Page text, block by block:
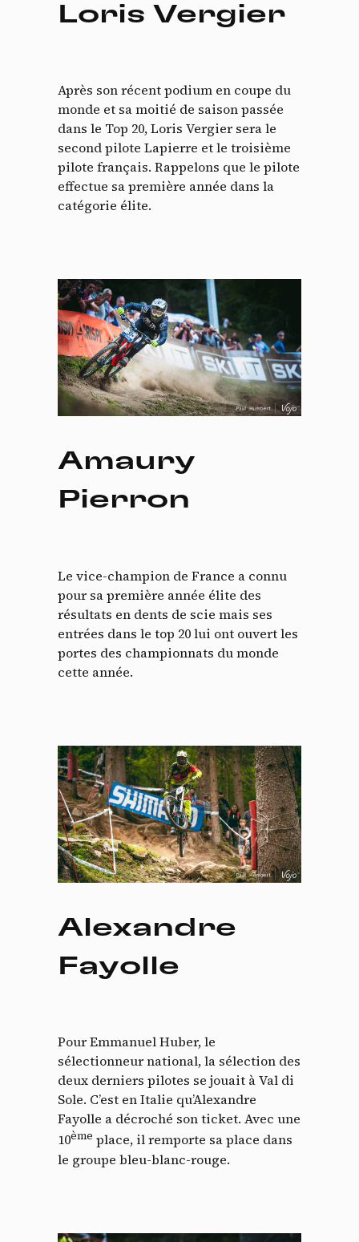
Loris Vergier
Après son récent podium en coupe du
monde et sa moitié de saison passée
dans le Top 20, Loris Vergier sera le
second pilote Lapierre et le troisième
pilote français. Rappelons que le pilote
effectue sa première année dans la
catégorie élite.
Amaury
Pierron
Le vice-champion de France a connu
pour sa première année élite des
résultats en dents de scie mais ses
entrées dans le top 20 lui ont ouvert les
portes des championnats du monde
cette année.
Alexandre
Fayolle
Pour Emmanuel Huber, le
sélectionneur national, la sélection des
deux derniers pilotes se jouait à Val di
Sole. C’est en Italie qu’Alexandre
Fayolle a décroché son ticket. Avec une
10ème place, il remporte sa place dans
le groupe bleu-blanc-rouge.
cookies
En autorisant ces services tiers, vous acceptez le dépôt et la
lecture de cookies et l'utilisation de technologies de suivi
nécessaires à leur bon fonctionnement.
Politique de confidentialité